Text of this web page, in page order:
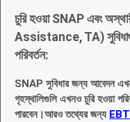
চুরি হওয়া SNAP এবং
Assistance, TA)
পরিবর্তন:
SNAP সুবিধার জন্য আবেদন
গৃহস্থালিগুলি এখনও চুরি হওয়া
পারবেন।আরও তথ্যের জন্য